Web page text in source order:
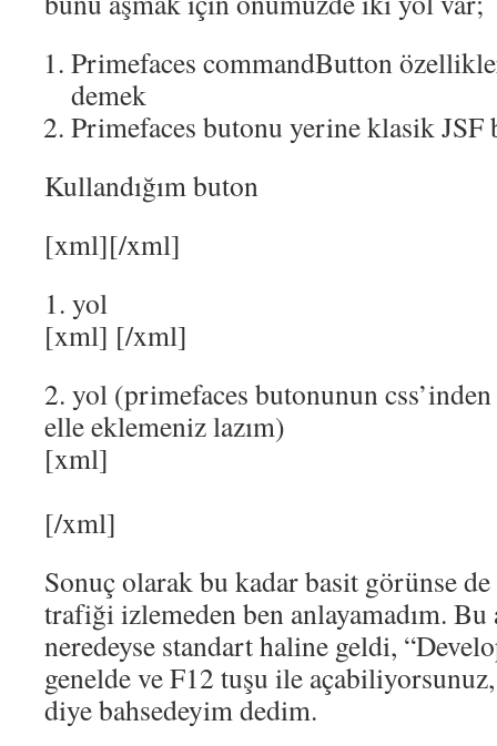
Primefaces commandButton
demek
Primefaces butonu yerine klasik
Kullandığım buton
[xml][/xml]
1. yol
[xml] [/xml]
2. yol (primefaces butonunun css’inden
elle eklemeniz lazım)
[xml]
[/xml]
Sonuç olarak bu kadar basit görünse
trafiği izlemeden ben anlayamadım. Bu
neredeyse standart haline geldi,
genelde ve F12 tuşu ile
diye bahsedeyim dedim.